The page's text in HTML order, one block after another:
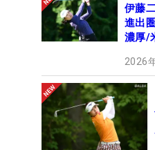
ビングレンジに行って
のネリー・コルダ（米
の姿がありました。待ち
や素振りを行っていまし
彩佳さんらもいて、海
ありました。
伊藤
進出
濃厚/
2026